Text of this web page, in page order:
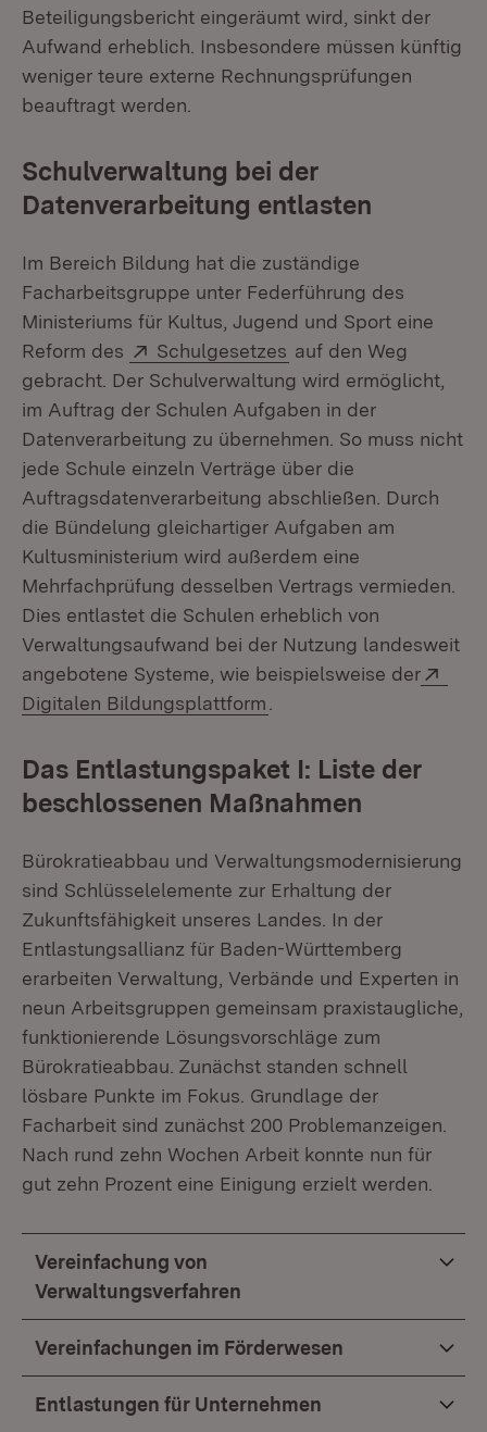
Beteiligungsbericht eingeräumt wird, sinkt der
Aufwand erheblich. Insbesondere müssen künftig
weniger teure externe Rechnungsprüfungen
beauftragt werden.
Schulverwaltung bei der
Datenverarbeitung entlasten
Im Bereich Bildung hat die zuständige
Facharbeitsgruppe unter Federführung des
Ministeriums für Kultus, Jugend und Sport eine
Reform des
Extern:
Schulgesetzes (Öffnet in neuem
auf den Weg
gebracht. Der Schulverwaltung wird ermöglicht,
im Auftrag der Schulen Aufgaben in der
Datenverarbeitung zu übernehmen. So muss nicht
jede Schule einzeln Verträge über die
Auftragsdatenverarbeitung abschließen. Durch
die Bündelung gleichartiger Aufgaben am
Kultusministerium wird außerdem eine
Mehrfachprüfung desselben Vertrags vermieden.
Dies entlastet die Schulen erheblich von
Verwaltungsaufwand bei der Nutzung landesweit
angebotene Systeme, wie beispielsweise der
Digitalen Bildungsplattform
Das Entlastungspaket I: Liste der
beschlossenen Maßnahmen
Bürokratieabbau und Verwaltungsmodernisierung
sind Schlüsselelemente zur Erhaltung der
Zukunftsfähigkeit unseres Landes. In der
Entlastungsallianz für Baden-Württemberg
erarbeiten Verwaltung, Verbände und Experten in
neun Arbeitsgruppen gemeinsam praxistaugliche,
funktionierende Lösungsvorschläge zum
Bürokratieabbau. Zunächst standen schnell
lösbare Punkte im Fokus. Grundlage der
Facharbeit sind zunächst 200 Problemanzeigen.
Nach rund zehn Wochen Arbeit konnte nun für
gut zehn Prozent eine Einigung erzielt werden.
Vereinfachung von
Verwaltungsverfahren
Vereinfachungen im Förderwesen
Entlastungen für Unternehmen